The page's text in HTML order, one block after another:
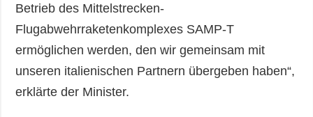
Video
Betrieb des Mittelstrecken-
Flugabwehrraketenkomplexes SAMP-T
ermöglichen werden, den wir gemeinsam mit
unseren italienischen Partnern übergeben haben“,
erklärte der Minister.